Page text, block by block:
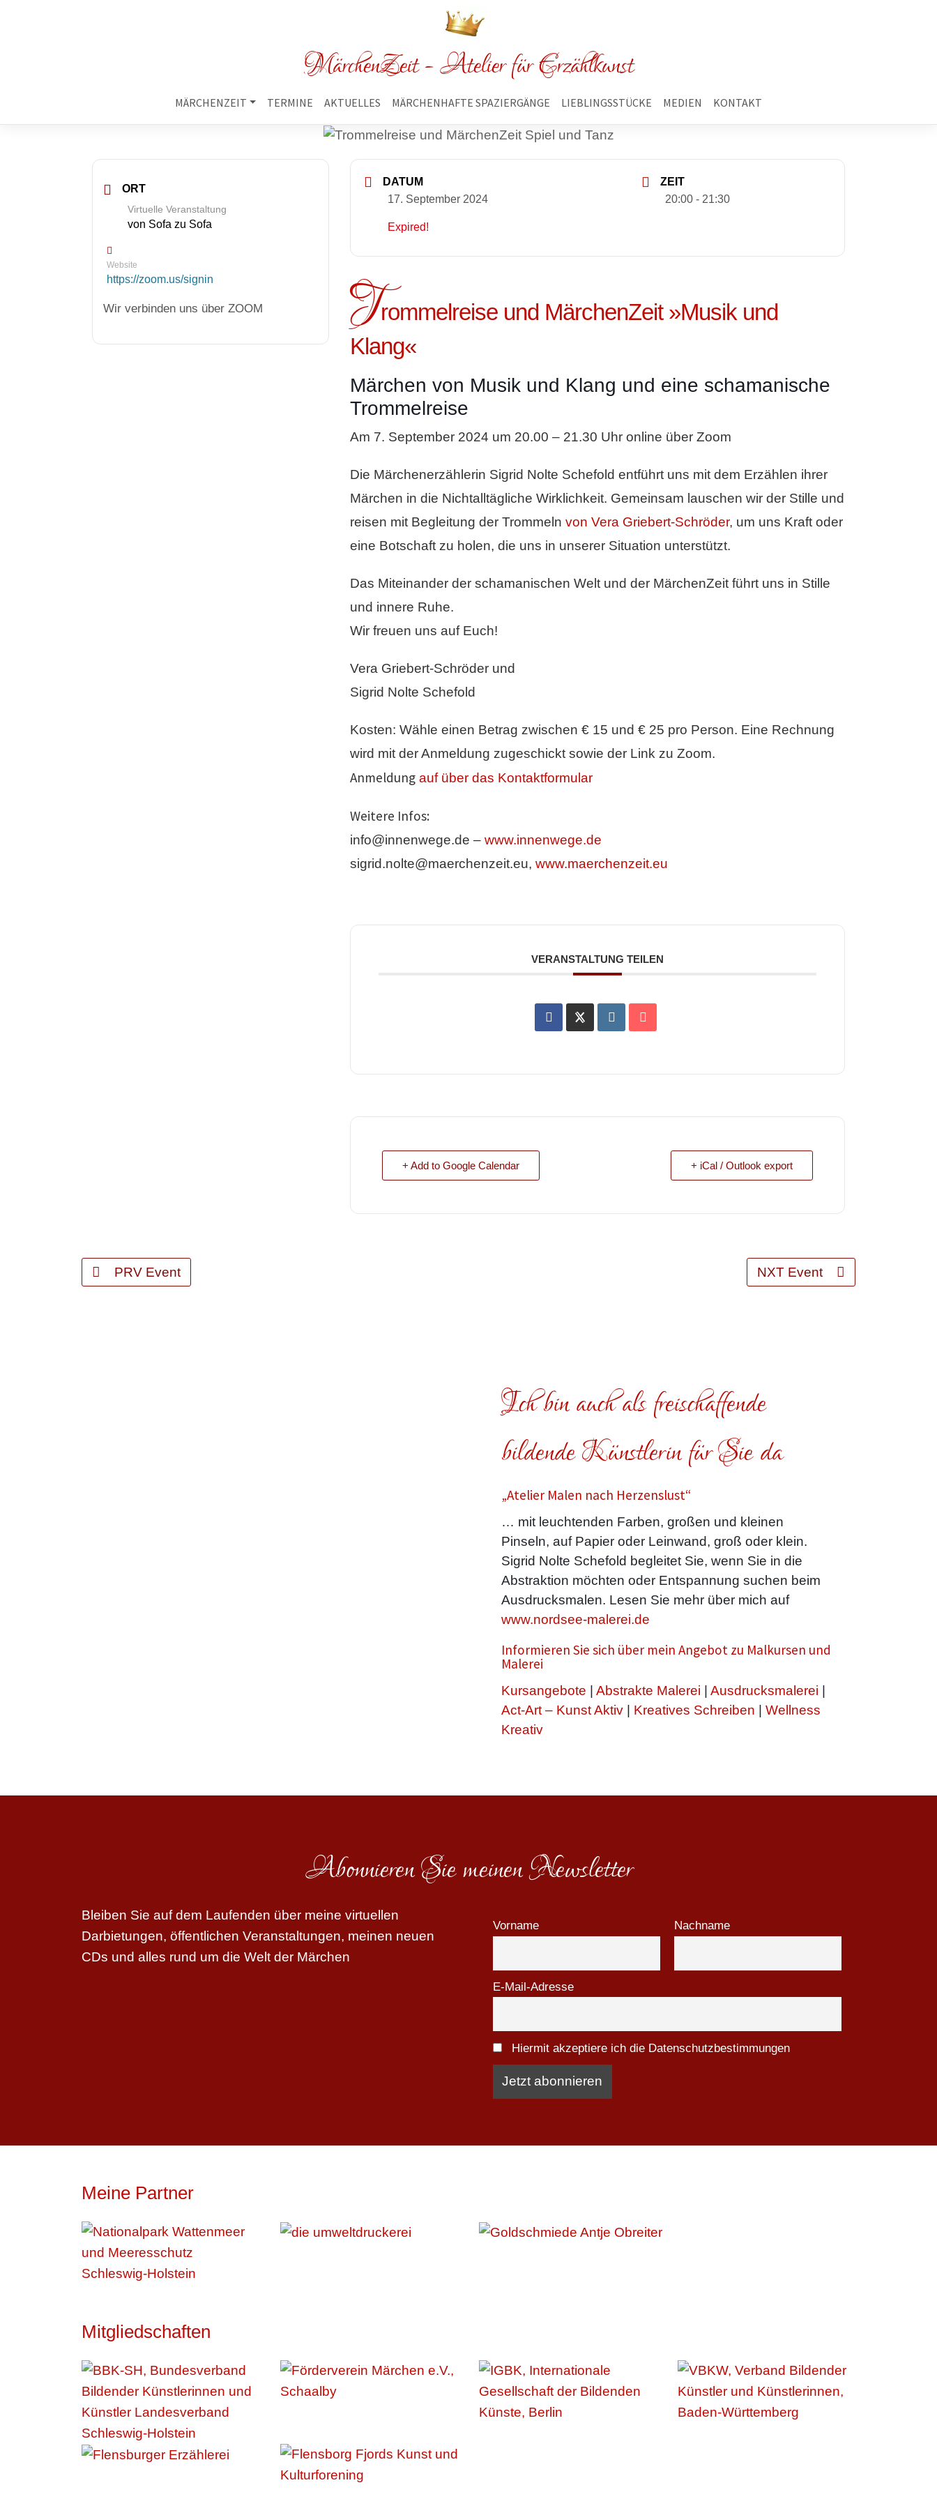
MärchenZeit - Atelier für Erzählkunst
MÄRCHENZEIT TERMINE AKTUELLES MÄRCHENHAFTE SPAZIERGÄNGE LIEBLINGSSTÜCKE MEDIEN KONTAKT
ORT
Virtuelle Veranstaltung
von Sofa zu Sofa
Website
https://zoom.us/signin
Wir verbinden uns über ZOOM
DATUM
17. September 2024
Expired!
ZEIT
20:00 - 21:30
Trommelreise und MärchenZeit »Musik und
Klang«
Märchen von Musik und Klang und eine schamanische
Trommelreise
Am 7. September 2024 um 20.00 – 21.30 Uhr online über Zoom
Die Märchenerzählerin Sigrid Nolte Schefold entführt uns mit dem Erzählen ihrer
Märchen in die Nichtalltägliche Wirklichkeit. Gemeinsam lauschen wir der Stille und
reisen mit Begleitung der Trommeln von Vera Griebert-Schröder, um uns Kraft oder
eine Botschaft zu holen, die uns in unserer Situation unterstützt.
Das Miteinander der schamanischen Welt und der MärchenZeit führt uns in Stille
und innere Ruhe.
Wir freuen uns auf Euch!
Vera Griebert-Schröder und
Sigrid Nolte Schefold
Kosten: Wähle einen Betrag zwischen € 15 und € 25 pro Person. Eine Rechnung
wird mit der Anmeldung zugeschickt sowie der Link zu Zoom.
Anmeldung auf über das Kontaktformular
Weitere Infos:
info@innenwege.de – www.innenwege.de
sigrid.nolte@maerchenzeit.eu, www.maerchenzeit.eu
VERANSTALTUNG TEILEN
+ Add to Google Calendar + iCal / Outlook export
PRV Event NXT Event
Ich bin auch als freischaffende
bildende Künstlerin für Sie da
„Atelier Malen nach Herzenslust“
… mit leuchtenden Farben, großen und kleinen
Pinseln, auf Papier oder Leinwand, groß oder klein.
Sigrid Nolte Schefold begleitet Sie, wenn Sie in die
Abstraktion möchten oder Entspannung suchen beim
Ausdrucksmalen. Lesen Sie mehr über mich auf
www.nordsee-malerei.de
Informieren Sie sich über mein Angebot zu Malkursen und
Malerei
Kursangebote Abstrakte Malerei Ausdrucksmalerei
Act-Art – Kunst Aktiv
Kreatives Schreiben
Wellness
Kreativ
Abonnieren Sie meinen Newsletter
Bleiben Sie auf dem Laufenden über meine virtuellen
Darbietungen, öffentlichen Veranstaltungen, meinen neuen
CDs und alles rund um die Welt der Märchen
Vorname Nachname
E-Mail-Adresse
Hiermit akzeptiere ich die Datenschutzbestimmungen
Meine Partner
Mitgliedschaften